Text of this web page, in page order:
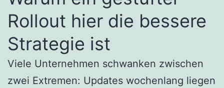
Rollout hier die bessere
Strategie ist
Viele Unternehmen schwanken zwischen
zwei Extremen: Updates wochenlang liegen